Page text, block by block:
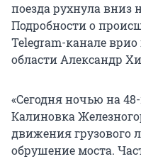
поезда рухнула вниз
Подробности о
Telegram-канале
области Александр
«Сегодня ночью на
Калиновка
движения грузового
обрушение моста.